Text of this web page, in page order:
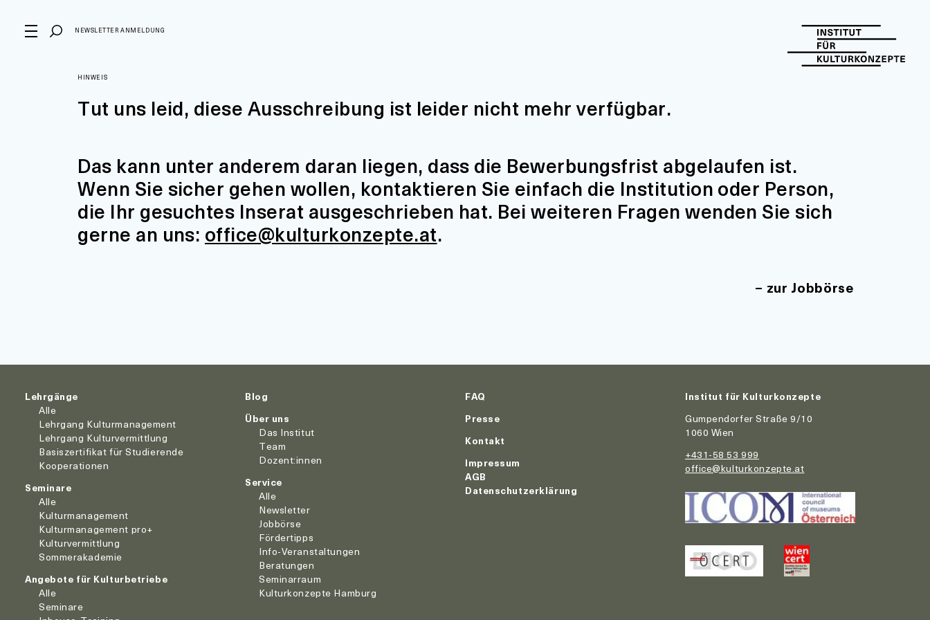
NEWSLETTER ANMELDUNG
HINWEIS
Tut uns leid, diese Ausschreibung ist leider nicht mehr verfügbar.
Das kann unter anderem daran liegen, dass die Bewerbungsfrist abgelaufen ist.
Wenn Sie sicher gehen wollen, kontaktieren Sie einfach die Institution oder Person,
die Ihr gesuchtes Inserat ausgeschrieben hat. Bei weiteren Fragen wenden Sie sich
gerne an uns: office@kulturkonzepte.at.
zur Jobbörse
Lehrgänge
Alle
Lehrgang Kulturmanagement
Lehrgang Kulturvermittlung
Basiszertifikat für Studierende
Kooperationen
Seminare
Alle
Kulturmanagement
Kulturmanagement pro+
Kulturvermittlung
Sommerakademie
Angebote für Kulturbetriebe
Alle
Seminare
Blog
Über uns
Das Institut
Team
Dozent:innen
Service
Alle
Newsletter
Jobbörse
Fördertipps
Info-Veranstaltungen
Beratungen
Seminarraum
Kulturkonzepte Hamburg
FAQ
Presse
Kontakt
Impressum
AGB
Datenschutzerklärung
Institut für Kulturkonzepte
Gumpendorfer Straße 9/10
1060 Wien
+431-58 53 999
office@kulturkonzepte.at